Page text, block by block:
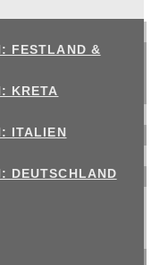
FESTLAND &
KRETA
ITALIEN
DEUTSCHLAND